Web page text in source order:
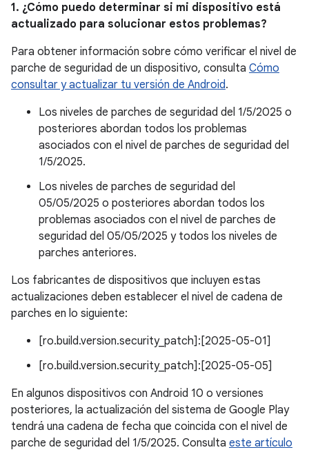
1. ¿Cómo puedo determinar si mi dispositivo está
actualizado para solucionar estos problemas?
Para obtener información sobre cómo verificar el nivel de
parche de seguridad de un dispositivo, consulta Cómo
consultar y actualizar tu versión de Android.
Los niveles de parches de seguridad del 1/5/2025 o
posteriores abordan todos los problemas
asociados con el nivel de parches de seguridad del
1/5/2025.
Los niveles de parches de seguridad del
05/05/2025 o posteriores abordan todos los
problemas asociados con el nivel de parches de
seguridad del 05/05/2025 y todos los niveles de
parches anteriores.
Los fabricantes de dispositivos que incluyen estas
actualizaciones deben establecer el nivel de cadena de
parches en lo siguiente:
[ro.build.version.security_patch]:[2025-05-01]
[ro.build.version.security_patch]:[2025-05-05]
En algunos dispositivos con Android 10 o versiones
posteriores, la actualización del sistema de Google Play
tendrá una cadena de fecha que coincida con el nivel de
parche de seguridad del 1/5/2025. Consulta este artículo